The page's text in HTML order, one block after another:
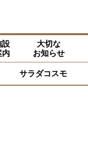
設
内
大切な
お知らせ
サラダコスモ